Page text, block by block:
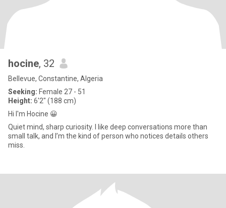
hocine, 32
Bellevue, Constantine, Algeria
Seeking: Female 27 - 51
Height: 6'2" (188 cm)
Hi I'm Hocine 😀
Quiet mind, sharp curiosity. I like deep conversations more than
small talk, and I’m the kind of person who notices details others
miss.